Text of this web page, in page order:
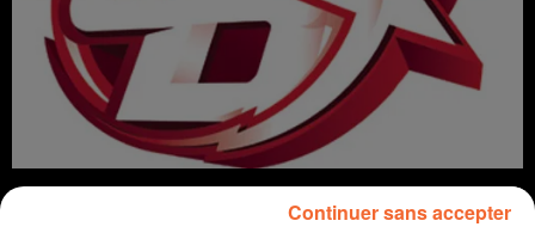
Continuer sans accepter